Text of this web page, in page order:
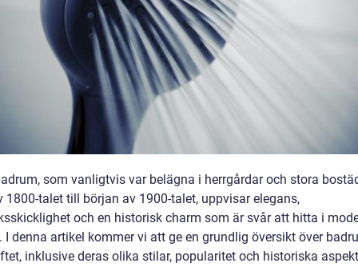
som vanligtvis var belägna i herrgårdar och stora
1800-talet till början av 1900-talet, uppvisar elegans,
och en historisk charm som är svår att hitta i
I denna artikel kommer vi att ge en grundlig översikt över
inklusive deras olika stilar, popularitet och historiska